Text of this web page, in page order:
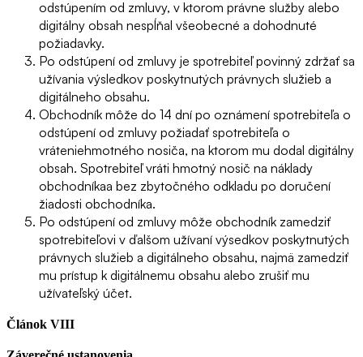
odstúpením od zmluvy, v ktorom právne služby alebo
digitálny obsah nespĺňal všeobecné a dohodnuté
požiadavky.
Po odstúpení od zmluvy je spotrebiteľ povinný zdržať sa
užívania výsledkov poskytnutých právnych služieb a
digitálneho obsahu.
Obchodník môže do 14 dní po oznámení spotrebiteľa o
odstúpení od zmluvy požiadať spotrebiteľa o
vráteniehmotného nosiča, na ktorom mu dodal digitálny
obsah. Spotrebiteľ vráti hmotný nosič na náklady
obchodníkaa bez zbytočného odkladu po doručení
žiadosti obchodníka.
Po odstúpení od zmluvy môže obchodník zamedziť
spotrebiteľovi v ďalšom užívaní výsedkov poskytnutých
právnych služieb a digitálneho obsahu, najmä zamedziť
mu prístup k digitálnemu obsahu alebo zrušiť mu
užívateľský účet.
Článok VIII